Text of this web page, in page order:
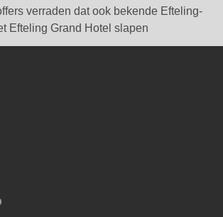
verraden dat ook bekende Efteling-
Efteling Grand Hotel slapen